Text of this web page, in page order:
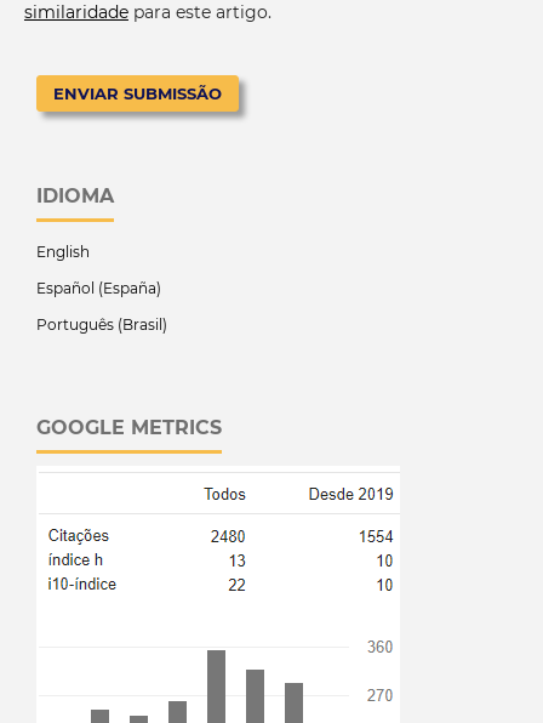
similaridadepara este artigo.
ENVIAR SUBMISSÃO
IDIOMA
English
Español (España)
Português (Brasil)
GOOGLE METRICS